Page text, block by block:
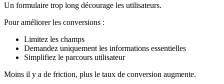
Un formulaire trop long décourage les utilisateurs.
Pour améliorer les conversions :
Limitez les champs
Demandez uniquement les informations essentielles
Simplifiez le parcours utilisateur
Moins il y a de friction, plus le taux de conversion augmente.